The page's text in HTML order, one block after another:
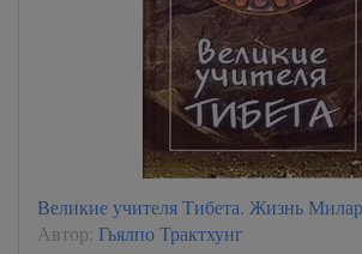
Великие учителя Тибета. Жизнь
Автор: Гьялпо Трактхунг